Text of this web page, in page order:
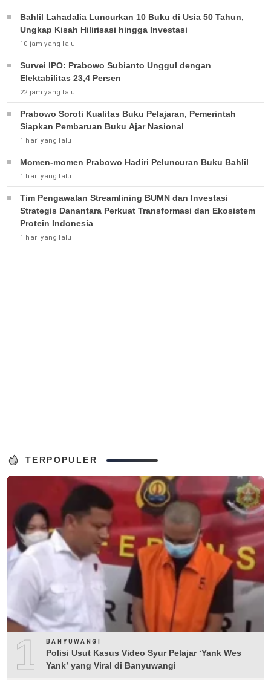
Bahlil Lahadalia Luncurkan 10 Buku di Usia 50 Tahun,
Ungkap Kisah Hilirisasi hingga Investasi
10 jam yang lalu
Survei IPO: Prabowo Subianto Unggul dengan
Elektabilitas 23,4 Persen
22 jam yang lalu
Prabowo Soroti Kualitas Buku Pelajaran, Pemerintah
Siapkan Pembaruan Buku Ajar Nasional
1 hari yang lalu
Momen-momen Prabowo Hadiri Peluncuran Buku Bahlil
1 hari yang lalu
Tim Pengawalan Streamlining BUMN dan Investasi
Strategis Danantara Perkuat Transformasi dan Ekosistem
Protein Indonesia
1 hari yang lalu
TERPOPULER
1 BANYUWANGI
Polisi Usut Kasus Video Syur Pelajar ‘Yank Wes
Yank’ yang Viral di Banyuwangi